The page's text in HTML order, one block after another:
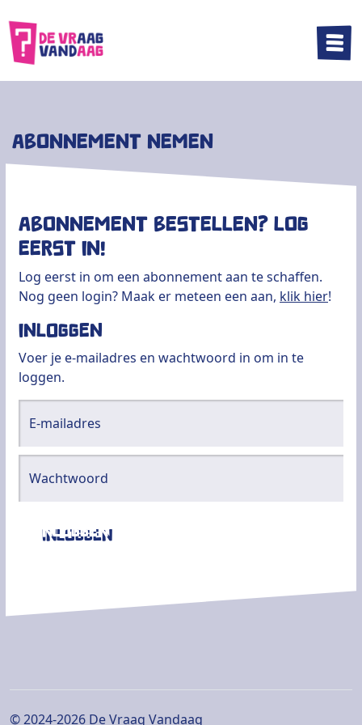
|||
Abonnement nemen
Abonnement bestellen? Log
eerst in!
Log eerst in om een abonnement aan te schaffen.
Nog geen login? Maak er meteen een aan, klik hier!
Inloggen
Voer je e-mailadres en wachtwoord in om in te
loggen.
E-mailadres
Wachtwoord
Inloggen
© 2024-2026 De Vraag Vandaag